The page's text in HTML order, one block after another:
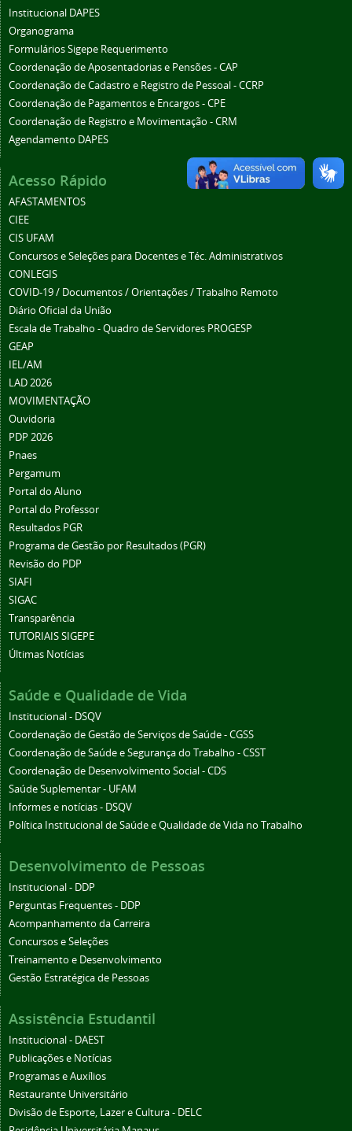
Institucional DAPES
Organograma
Formulários Sigepe Requerimento
Coordenação de Aposentadorias e Pensões - CAP
Coordenação de Cadastro e Registro de Pessoal - CCRP
Coordenação de Pagamentos e Encargos - CPE
Coordenação de Registro e Movimentação - CRM
Agendamento DAPES
Acesso Rápido
AFASTAMENTOS
CIEE
CIS UFAM
Concursos e Seleções para Docentes e Téc. Administrativos
CONLEGIS
COVID-19 / Documentos / Orientações / Trabalho Remoto
Diário Oficial da União
Escala de Trabalho - Quadro de Servidores PROGESP
GEAP
IEL/AM
LAD 2026
MOVIMENTAÇÃO
Ouvidoria
PDP 2026
Pnaes
Pergamum
Portal do Aluno
Portal do Professor
Resultados PGR
Programa de Gestão por Resultados (PGR)
Revisão do PDP
SIAFI
SIGAC
Transparência
TUTORIAIS SIGEPE
Últimas Notícias
Saúde e Qualidade de Vida
Institucional - DSQV
Coordenação de Gestão de Serviços de Saúde - CGSS
Coordenação de Saúde e Segurança do Trabalho - CSST
Coordenação de Desenvolvimento Social - CDS
Saúde Suplementar - UFAM
Informes e notícias - DSQV
Política Institucional de Saúde e Qualidade de Vida no Trabalho
Desenvolvimento de Pessoas
Institucional - DDP
Perguntas Frequentes - DDP
Acompanhamento da Carreira
Concursos e Seleções
Treinamento e Desenvolvimento
Gestão Estratégica de Pessoas
Assistência Estudantil
Institucional - DAEST
Publicações e Notícias
Programas e Auxílios
Restaurante Universitário
Divisão de Esporte, Lazer e Cultura - DELC